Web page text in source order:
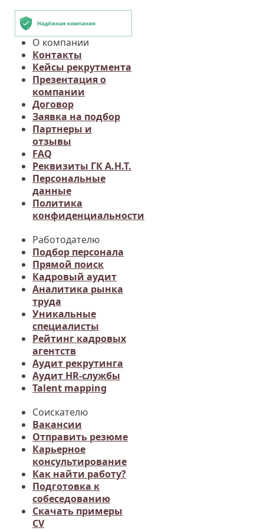
О компании
Контакты
Кейсы рекрутмента
Презентация о
компании
Договор
Заявка на подбор
Партнеры и
отзывы
FAQ
Реквизиты ГК А.Н.Т.
Персональные
данные
Политика
конфиденциальности
Работодателю
Подбор персонала
Прямой поиск
Кадровый аудит
Аналитика рынка
труда
Уникальные
специалисты
Рейтинг кадровых
агентств
Аудит рекрутинга
Аудит HR-службы
Talent mapping
Соискателю
Вакансии
Отправить резюме
Карьерное
консультирование
Как найти работу?
Подготовка к
собеседованию
Cкачать примеры
CV